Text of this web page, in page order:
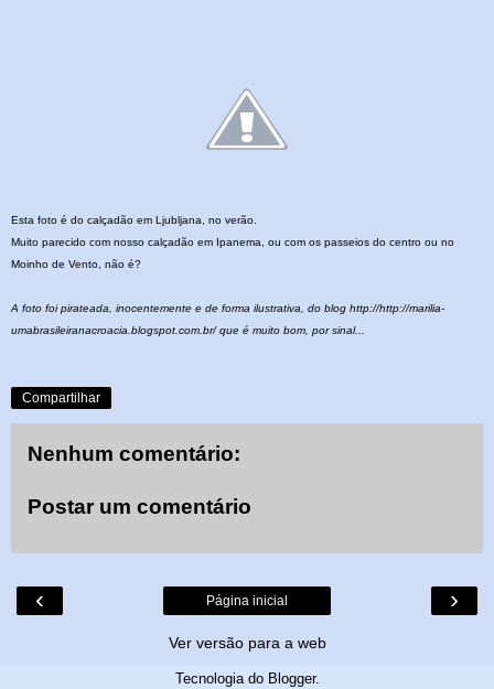
Esta foto é do calçadão em Ljubljana, no verão.
Muito parecido com nosso calçadão em Ipanema, ou com os passeios do centro ou no
Moinho de Vento, não é?
A foto foi pirateada, inocentemente e de forma ilustrativa, do blog http://http://marilia-
umabrasileiranacroacia.blogspot.com.br/que é muito bom, por sinal...
Compartilhar
Nenhum comentário:
Postar um comentário
‹ ›
Página inicial
Ver versão para a web
Tecnologia do Blogger.